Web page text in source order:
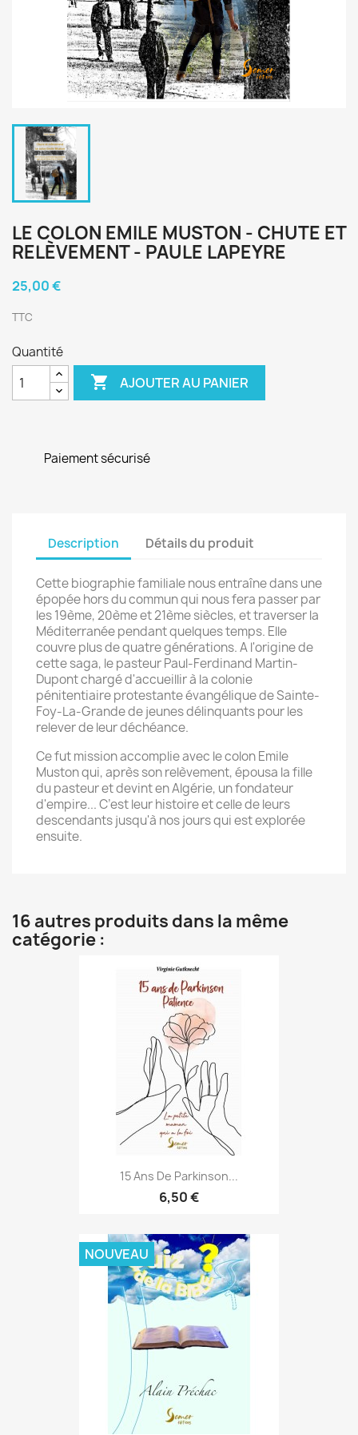
LE COLON EMILE MUSTON - CHUTE ET
RELÈVEMENT - PAULE LAPEYRE
25,00 €
TTC
Quantité
 AJOUTER AU PANIER
Paiement sécurisé
Description Détails du produit
Cette biographie familiale nous entraîne dans une
épopée hors du commun qui nous fera passer par
les 19ème, 20ème et 21ème siècles, et traverser la
Méditerranée pendant quelques temps. Elle
couvre plus de quatre générations. A l'origine de
cette saga, le pasteur Paul-Ferdinand Martin-
Dupont chargé d'accueillir à la colonie
pénitentiaire protestante évangélique de Sainte-
Foy-La-Grande de jeunes délinquants pour les
relever de leur déchéance.
Ce fut mission accomplie avec le colon Emile
Muston qui, après son relèvement, épousa la fille
du pasteur et devint en Algérie, un fondateur
d'empire... C’est leur histoire et celle de leurs
descendants jusqu'à nos jours qui est explorée
ensuite.
16 autres produits dans la même
catégorie :
15 Ans De Parkinson...
6,50 €
NOUVEAU